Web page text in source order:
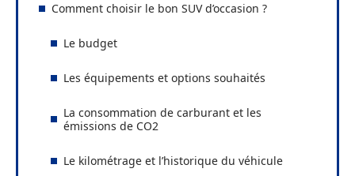
Comment choisir le bon SUV d’occasion ?
Le budget
Les équipements et options souhaités
La consommation de carburant et les
émissions de CO2
Le kilométrage et l’historique du véhicule